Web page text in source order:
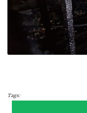
Tags: